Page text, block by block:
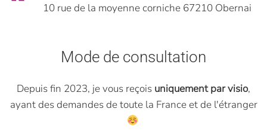
10 rue de la moyenne corniche 67210 Obernai
Mode de consultation
Depuis fin 2023, je vous reçois uniquement par visio,
ayant des demandes de toute la France et de l'étranger